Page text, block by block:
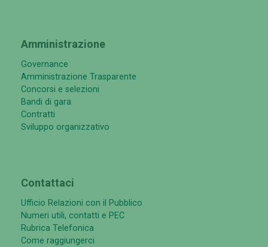
Amministrazione
Governance
Amministrazione Trasparente
Concorsi e selezioni
Bandi di gara
Contratti
Sviluppo organizzativo
Contattaci
Ufficio Relazioni con il Pubblico
Numeri utili, contatti e PEC
Rubrica Telefonica
Come raggiungerci